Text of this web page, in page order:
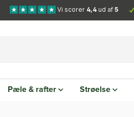
Vi scorer 4,4 ud af 5
Pæle & rafter Strøelse